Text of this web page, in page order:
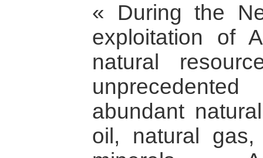
« During the
exploitation of
natural
abundant
oil, natural